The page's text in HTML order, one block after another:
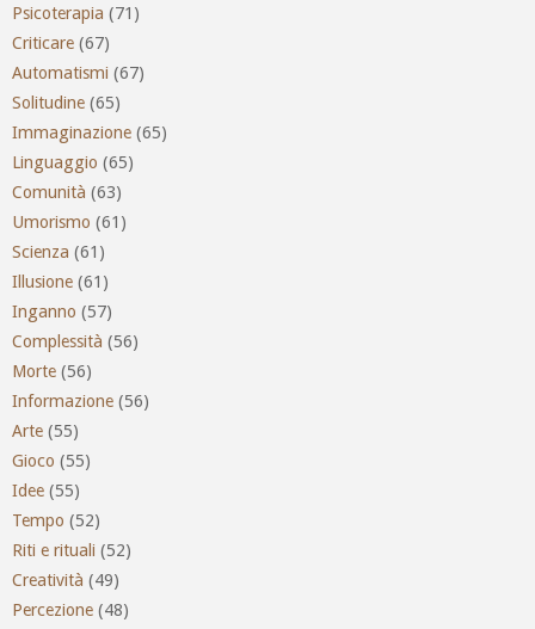
Psicoterapia (71)
Criticare (67)
Automatismi (67)
Solitudine (65)
Immaginazione (65)
Linguaggio (65)
Comunità (63)
Umorismo (61)
Scienza (61)
Illusione (61)
Inganno (57)
Complessità (56)
Morte (56)
Informazione (56)
Arte (55)
Gioco (55)
Idee (55)
Tempo (52)
Riti e rituali (52)
Creatività (49)
Percezione (48)